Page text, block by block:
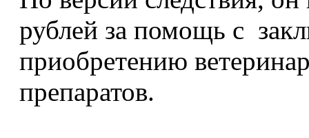
рублей за помощь с
приобретению
препаратов.